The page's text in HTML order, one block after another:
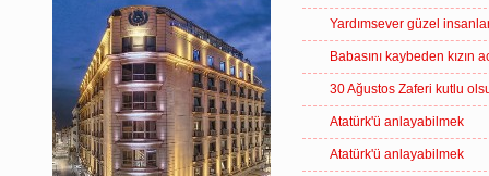
Yardımsever güzel
Babasını kaybeden kızın
30 Ağustos Zaferi kutlu
Atatürk'ü anlayabilmek
Atatürk'ü anlayabilmek